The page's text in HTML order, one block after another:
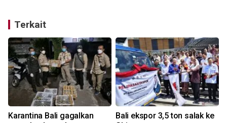
Terkait
Karantina Bali gagalkan
Bali ekspor 3,5 ton salak ke